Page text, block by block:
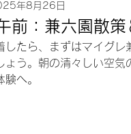
年8月26日
前：兼六園散策
したら、まずはマイグ
ょう。朝の清々しい空
験へ。